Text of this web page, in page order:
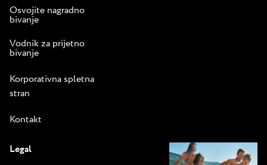
Osvojite nagradno
bivanje
Vodnik za prijetno
bivanje
Korporativna spletna
stran
Kontakt
Legal